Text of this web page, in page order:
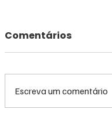
Comentários
Escreva um comentário